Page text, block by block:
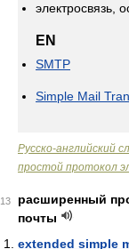
электросвязь,
EN
SMTP
Simple Mail
Русско-английский
простой протокол
13
расширенный
почты
extended simple